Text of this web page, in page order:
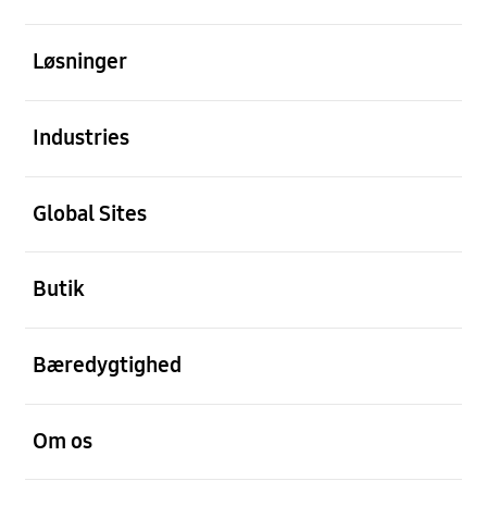
Løsninger
Industries
Global Sites
Butik
Bæredygtighed
Om os